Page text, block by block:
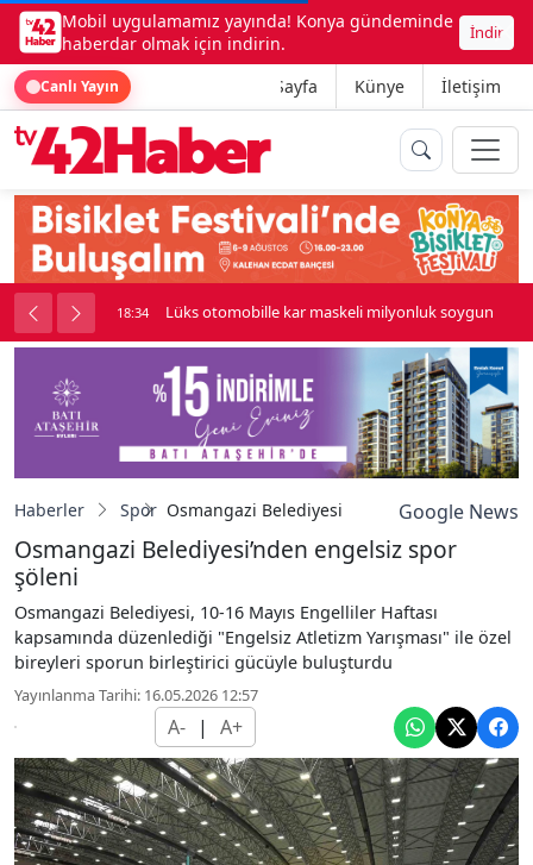
Mobil uygulamamız yayında! Konya gündeminde
haberdar olmak için indirin.
İndir
Canlı Yayın Ana Sayfa Künye İletişim
kavga çıktı 18:34 Lüks otomobille kar maskeli milyonluk soygun
Haberler Spor Osmangazi Belediyesi’nden engelsiz spor
Google News
Osmangazi Belediyesi’nden engelsiz spor
şöleni
Osmangazi Belediyesi, 10-16 Mayıs Engelliler Haftası
kapsamında düzenlediği "Engelsiz Atletizm Yarışması" ile özel
bireyleri sporun birleştirici gücüyle buluşturdu
Yayınlanma Tarihi: 16.05.2026 12:57
A- | A+